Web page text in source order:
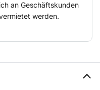
Asphalt.
an Geschäftskunden
werden.